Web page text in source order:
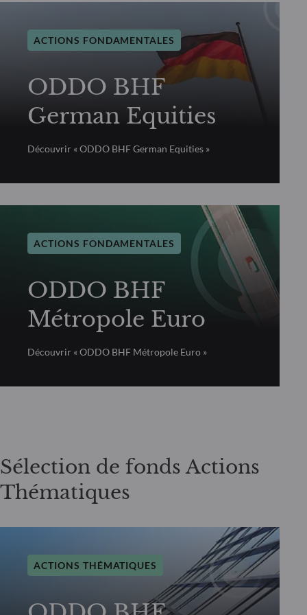
ACTIONS FONDAMENTALES
ODDO BHF
German Equities
Découvrir « ODDO BHF German Equities »
ACTIONS FONDAMENTALES
ODDO BHF
Métropole Euro
Découvrir « ODDO BHF Métropole Euro »
Sélection de fonds Actions
Thématiques
ACTIONS THÉMATIQUES